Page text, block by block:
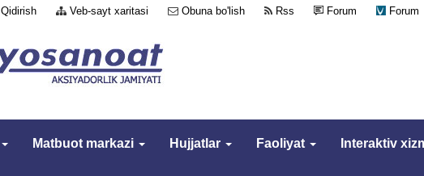
Qidirish Veb-sayt xaritasi Obuna bo'lish Rss Forum
Forum
Matbuot markazi Hujjatlar Faoliyat Interaktiv